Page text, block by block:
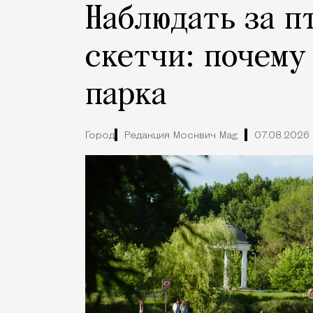
Наблюдать за
скетчи:
парка
Город Редакция Москвич Mag 07.08.2026